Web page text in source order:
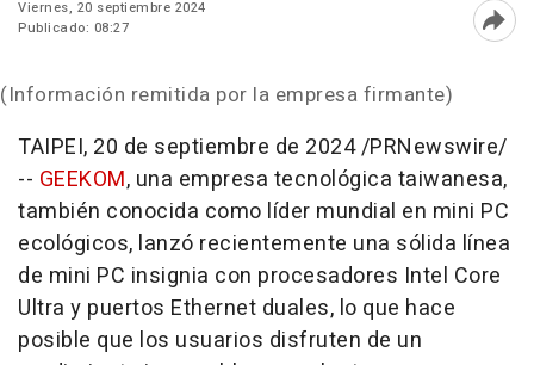
Viernes, 20 septiembre 2024
Publicado: 08:27
(Información remitida por la empresa firmante)
TAIPEI, 20 de septiembre de 2024/PRNewswire/
-- GEEKOM, una empresa tecnológica taiwanesa,
también conocida como líder mundial en mini PC
ecológicos, lanzó recientemente una sólida línea
de mini PC insignia con procesadores Intel Core
Ultra y puertos Ethernet duales, lo que hace
posible que los usuarios disfruten de un